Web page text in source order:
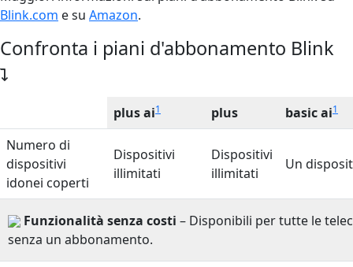
Blink.com e su Amazon.
Confronta i piani d'abbonamento Blink
plus ai1 plus basic ai1
Numero di
dispositivi
idonei coperti
Dispositivi
illimitati
Dispositivi
illimitati
Un
Funzionalità senza costi – Disponibili per tutte le
senza un abbonamento.